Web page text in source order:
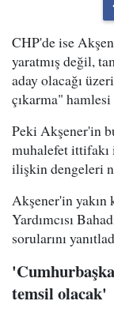
CHP'de ise
yaratmış değil,
aday olacağı
çıkarma"
Peki Akşener'in
muhalefet ittifakı
ilişkin dengeleri
Akşener'in yakın
Yardımcısı
sorularını
temsil olacak'